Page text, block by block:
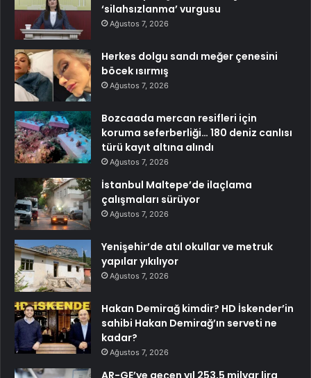
‘silahsızlanma’ vurgusu
Ağustos 7, 2026
Herkes dolgu sandı meğer çenesini
böcek ısırmış
Ağustos 7, 2026
Bozcaada mercan resifleri için
koruma seferberliği… 180 deniz canlısı
türü kayıt altına alındı
Ağustos 7, 2026
İstanbul Maltepe’de ilaçlama
çalışmaları sürüyor
Ağustos 7, 2026
Yenişehir’de atıl okullar ve metruk
yapılar yıkılıyor
Ağustos 7, 2026
Hakan Demirağ kimdir? HD İskender’in
sahibi Hakan Demirağ’ın serveti ne
kadar?
Ağustos 7, 2026
AR-GE’ye geçen yıl 253,5 milyar lira